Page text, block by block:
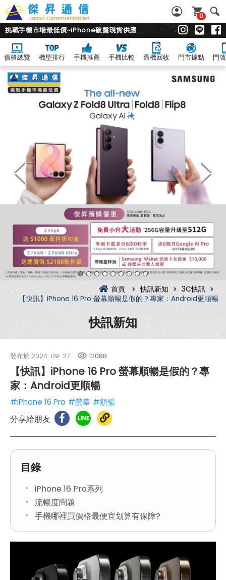
0
挑戰手機市場最低價~iPhone破盤現貨供應
價格總覽 機型排行 手機推薦 手機比較 舊機回收 門市據點 門
首頁 快訊新知
3C快訊
【快訊】iPhone 16 Pro 螢幕順暢是假的？專家：Android更順暢
快訊新知
發布於 2024-09-27 12088
【快訊】iPhone 16 Pro 螢幕順暢是假的？專
家：Android更順暢
#iPhone 16 Pro #螢幕 #順暢
分享給朋友
目錄
iPhone 16 Pro系列
流暢度問題
手機哪裡買價格最便宜划算有保障?